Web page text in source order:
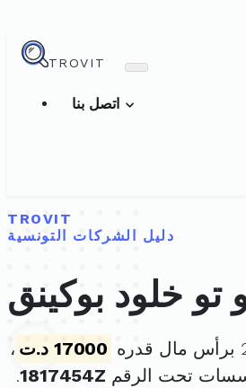
TROVIT
TROVIT
دليل الشركات التونسية
تو خلود بوكينق
17000 د.ت
،
تحت الرقم 1817454Z
.